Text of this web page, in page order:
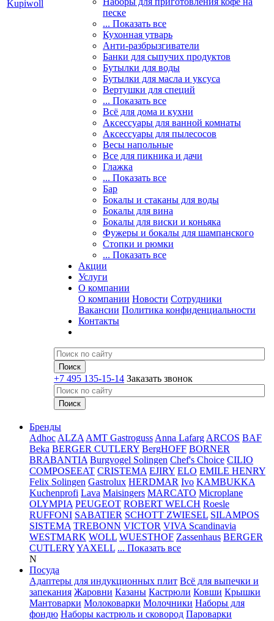
песке
... Показать все
Кухонная утварь
Анти-разбрызгиватели
Банки для сыпучих продуктов
Бутылки для воды
Бутылки для масла и уксуса
Вертушки для специй
... Показать все
Всё для дома и кухни
Аксессуары для ванной комнаты
Аксессуары для пылесосов
Весы напольные
Все для пикника и дачи
Глажка
... Показать все
Бар
Бокалы и стаканы для воды
Бокалы для вина
Бокалы для виски и коньяка
Фужеры и бокалы для шампанского
Стопки и рюмки
... Показать все
Акции
Услуги
О компании
О компании Новости Сотрудники
Вакансии Политика конфиденциальности
Контакты
+7 495 135-15-14 Заказать звонок
Бренды
Adhoc ALZA AMT Gastroguss Anna Lafarg ARCOS BAF
Beka BERGER CUTLERY BergHOFF BORNER
BRABANTIA Burgvogel Solingen Chef's Choice CILIO
COMPOSEEAT CRISTEMA EJIRY ELO EMILE HENRY
Felix Solingen Gastrolux HERDMAR Ivo KAMBUKKA
Kuchenprofi Lava Maisingers MARCATO Microplane
OLYMPIA PEUGEOT ROBERT WELCH Roesle
RUFFONI SABATIER SCHOTT ZWIESEL SILAMPOS
SISTEMA TREBONN VICTOR VIVA Scandinavia
WESTMARK WOLL WUESTHOF Zassenhaus BERGER
CUTLERYYAXELL ... Показать все
N
Посуда
Адаптеры для индукционных плит Всё для выпечки и
запекания Жаровни Казаны Кастрюли Ковши Крышки
Мантоварки Молоковарки Молочники Наборы для
фондю Наборы кастрюль и сковород Пароварки